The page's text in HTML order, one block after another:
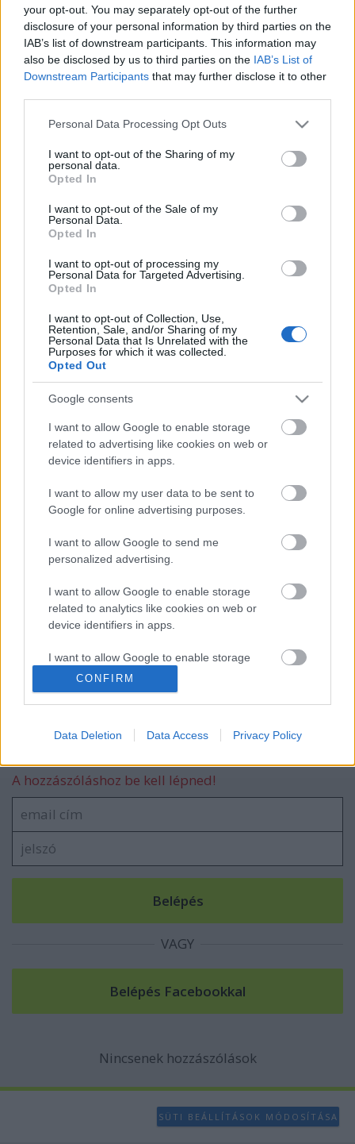
your opt-out. You may separately opt-out of the further
disclosure of your personal information by third parties on the
IAB’s list of downstream participants. This information may
also be disclosed by us to third parties on the IAB’s List of
Downstream Participants that may further disclose it to other
Please note that this website/app uses one or more Google
not limited to your visit or usage behaviour. You may click to
grant or deny consent to Google and its third-party tags to
use your data for below specified purposes in below Google
consent section.
Personal Data Processing Opt Outs
I want to opt-out of the Sharing of my
personal data.
Opted In
I want to opt-out of the Sale of my
Personal Data.
Opted In
I want to opt-out of processing my
Personal Data for Targeted Advertising.
Opted In
I want to opt-out of Collection, Use,
Retention, Sale, and/or Sharing of my
Personal Data that Is Unrelated with the
Purposes for which it was collected.
Opted Out
Google consents
I want to allow Google to enable storage
related to advertising like cookies on web or
device identifiers in apps.
I want to allow my user data to be sent to
Google for online advertising purposes.
I want to allow Google to send me
personalized advertising.
I want to allow Google to enable storage
related to analytics like cookies on web or
device identifiers in apps.
I want to allow Google to enable storage
related to functionality of the website or app.
I want to allow Google to enable storage
functionality and fraud prevention, and other
CONFIRM
Data Deletion Data Access Privacy Policy
Szállás 6 személyes zuhanyozós és WC-s
faházakban, teljes ellátás, programok,busszal való
leszállítás a helyszínre Budapestről
AJÁNDÉK bűvészdoboz!
http://www.nyarigyerektabor.hu/hu/balatoni-
programok-angol-buvesz-tabor
Címkék:ajánló tábor bűvész bűvészet
Ajánlott bejegyzések:
39 éve halt meg Rodolfo - Molnár Gergely
interjú
A hét idézete: Rodolfo
éve született Rodolfo
Kinek érdemes indulni a Csillag
születikben?
A hozzászóláshoz be kell lépned!
VAGY
Nincsenek hozzászólások
SÜTI BEÁLLÍTÁSOK MÓDOSÍTÁSA